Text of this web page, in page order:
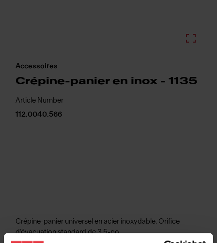
Accessoires
Crépine-panier en inox - 1135
Article Number
112.0040.566
Crépine-panier universel en acier inoxydable. Orifice
d’évacuation standard de 3.5-po